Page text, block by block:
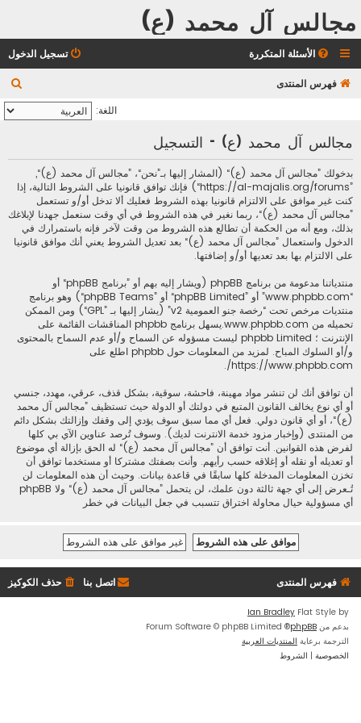
مجالس آل محمد (ع)
الأسئلة المتكررة تسجيل الدخول
فهرس المنتدى
ح
ث
اللغة:
مجالس آل محمد (ع) - التسجيل
بدخولك ”مجالس آل محمد (ع)“ (المشار إليها بـ”نحن“، ”مجالس آل محمد (ع)“,
”https://al-majalis.org/forums“) فإنك توافق قانونيا على الشروط التالية، إذا
كنت غير موافق على الالتزام قانونيا بهذه الشروط فعليك ألا تدخل أو/و تستعمل
”مجالس آل محمد (ع)“، ربما نغير في هذه الشروط في أي وقت سنعمل جهدنا لإبلاغك
بذلك، ومع أنه من الحكمة أن تطالع هذه الشروط من وقت لآخر فإنه باستمرارك في
الدخول واستعمال ”مجالس آل محمد (ع)“ بعد تعديل الشروط يعني أنك موافق قانونيا
على الالتزام بها بعد تعديها أو/و إضافتها.
منتدياتنا مدعومة من برنامج phpBB (ويشار إليه بهم أو ”برنامج phpBB“ أو
“www.phpbb.com” أو ”phpBB Limited“ أو ”phpBB Teams“) وهو برنامج
منتديات مرخص تحت “رخصة جنو العمومية v2
” (يشار إليها بـ ”GPL“) ومن الممكن
تحميله من www.phpbb.com
.يسهل برنامج phpbb المناقشات القائمة على
الإنترنت ؛ phpbb Limited ليست مسؤوله عن السماح و/أو عدم السماح بالمحتوى
و/أو السلوك المباح. لمزيد من المعلومات حول phpbb اطلع على
https://www.phpbb.com/
.
أن توافق أنك لن تنشر مواد مهينة، فاحشة، سوقية، بشكل قذف، عرقي، مهدد، جنسي
أو أي نوع يخالف القانون المتبع في دولتك أو الدولة حيث تستظيف ”مجالس آل محمد
(ع)“، أو أي قانون دولي. فعل أي مما سبق سوف يؤدي إلى وقفك وإزالتك بشكل دائم
من المنتدى (وإخبار مزود خدمة الانترنت لديك). وسوف تُرصد عناوين الآي بي كلها
لفرض هذه القوانين. أنت توافق أن ”مجالس آل محمد (ع)“ له الحق بإزالة أي موضوع
أو تعديله أو نقله أو إغلاقه حسب رأيهم. وأنت بصفتك مشتركا أو مستخدما توافق أن
تخزن المعلومات المدخلة كلها سابقًا في قاعدة بيانات. وحيث أن هذه المعلومات لن
تُـعرض إلى أي جهة ثالثة دون علمك، لن يتحمل ”مجالس آل محمد (ع)“ ولا phpBB
أي مسؤولية حيال محاولة اختراق تتسبب في جعل البيانات في خطر
فهرس المنتدى حذف الكوكيز اتصل بنا
Flat Style by
Ian Bradley
بدعم من phpBB
® Forum Software © phpBB Limited
الترجمة برعاية المنتديات العربية
الخصوصية | الشروط